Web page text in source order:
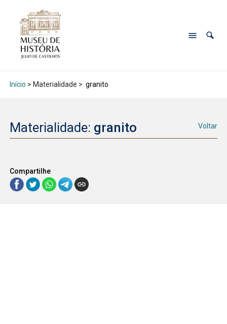
Início > Materialidade > granito
Materialidade: granito Voltar
Compartilhe